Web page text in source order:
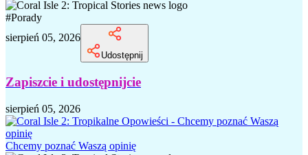
#Porady
sierpień 05, 2026
Udostępnij
Zapiszcie i udostępnijcie
sierpień 05, 2026
Chcemy poznać Waszą opinię